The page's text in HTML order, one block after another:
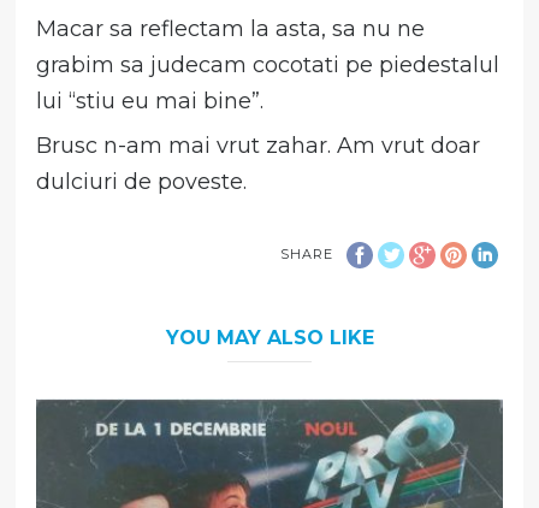
Macar sa reflectam la asta, sa nu ne
grabim sa judecam cocotati pe piedestalul
lui “stiu eu mai bine”.
Brusc n-am mai vrut zahar. Am vrut doar
dulciuri de poveste.
SHARE
YOU MAY ALSO LIKE